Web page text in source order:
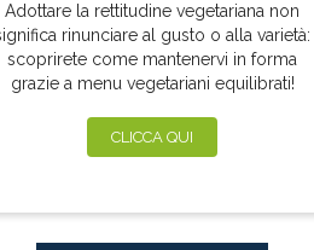
Adottare la rettitudine vegetariana non
rinunciare al gusto o alla varietà:
scoprirete come mantenervi in forma
grazie a menu vegetariani equilibrati!
CLICCA QUI